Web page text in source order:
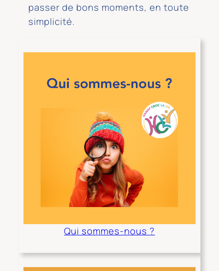
passer de bons moments, en toute
simplicité.
Qui sommes-nous ?